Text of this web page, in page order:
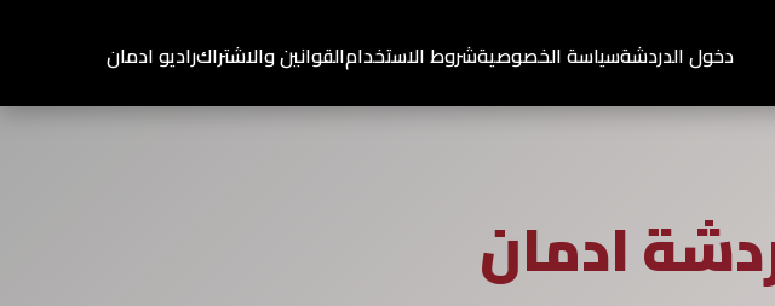
دخول الدردشةسياسة الخصوصيةشروط الاستخدامالقوانين والاشتراكراديو ادمان
ادمان